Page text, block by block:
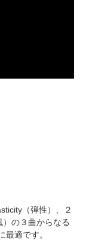
（弾性）、２
の３曲からなる
適です。